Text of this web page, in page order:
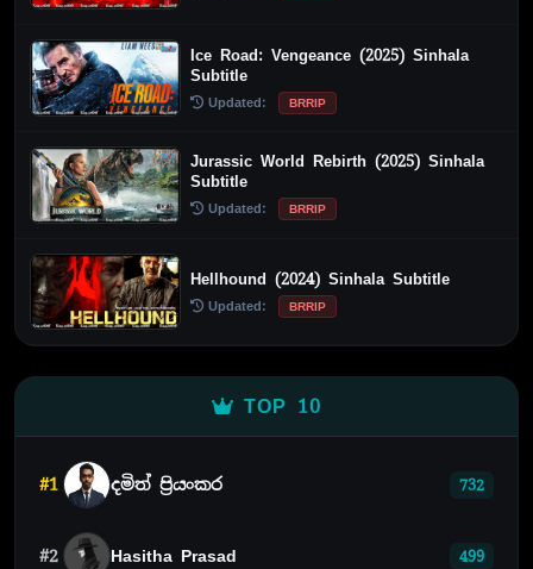
Ice Road: Vengeance (2025) Sinhala
Subtitle
Updated: BRRIP
Jurassic World Rebirth (2025) Sinhala
Subtitle
Updated: BRRIP
Hellhound (2024) Sinhala Subtitle
Updated: BRRIP
TOP 10
#1 දමිත් ප්‍රියංකර 732
#2 Hasitha Prasad 499